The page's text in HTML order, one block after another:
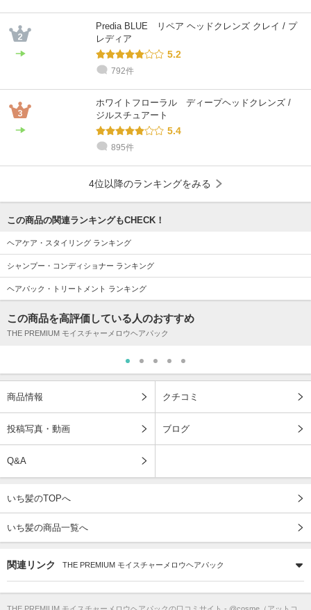
Predia BLUE リペア ヘッドクレンズ クレイ / プ
レディア
5.2
792件
ホワイトフローラル ディープヘッドクレンズ /
ジルスチュアート
5.4
895件
4位以降のランキングをみる
この商品の関連ランキングもCHECK！
ヘアケア・スタイリング ランキング
シャンプー・コンディショナー ランキング
ヘアパック・トリートメント ランキング
この商品を高評価している人のおすすめ
THE PREMIUM モイスチャーメロウヘアパック
商品情報 クチコミ
投稿写真・動画 ブログ
Q&A
いち髪のTOPへ
いち髪の商品一覧へ
関連リンク THE PREMIUM モイスチャーメロウヘアパック